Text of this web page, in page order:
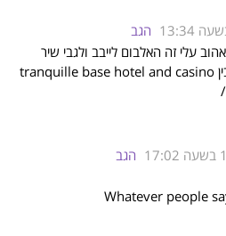
הגב
עלי זה האלבום לייבב ולגבי שיר
אהוב קשה מאוד להחליט אבל בין tranquille base hotel and casino
הגב
Whatever people